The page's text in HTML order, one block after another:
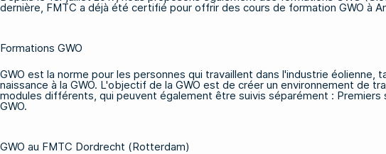
dernière, FMTC a déjà été certifié pour offrir des cours de formation GWO à
Formations GWO
GWO est la norme pour les personnes qui travaillent dans l'industrie
naissance à la GWO. L'objectif de la GWO est de créer un environnement de
modules différents, qui peuvent également être suivis séparément : Premiers
GWO.
GWO au FMTC Dordrecht (Rotterdam)